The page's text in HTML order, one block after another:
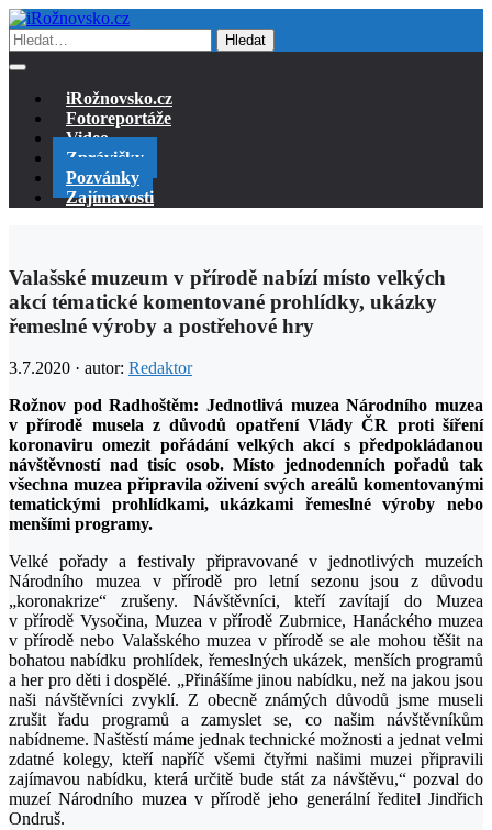
Hledat
iRožnovsko.cz
Fotoreportáže
Video
Zprávičky
Pozvánky
Zajímavosti
Valašské muzeum v přírodě nabízí místo velkých
akcí tématické komentované prohlídky, ukázky
řemeslné výroby a postřehové hry
3.7.2020 · autor: Redaktor
Rožnov pod Radhoštěm: Jednotlivá muzea Národního muzea
v přírodě musela z důvodů opatření Vlády ČR proti šíření
koronaviru omezit pořádání velkých akcí s předpokládanou
návštěvností nad tisíc osob. Místo jednodenních pořadů tak
všechna muzea připravila oživení svých areálů komentovanými
tematickými prohlídkami, ukázkami řemeslné výroby nebo
menšími programy.
Velké pořady a festivaly připravované v jednotlivých muzeích
Národního muzea v přírodě pro letní sezonu jsou z důvodu
„koronakrize“ zrušeny. Návštěvníci, kteří zavítají do Muzea
v přírodě Vysočina, Muzea v přírodě Zubrnice, Hanáckého muzea
v přírodě nebo Valašského muzea v přírodě se ale mohou těšit na
bohatou nabídku prohlídek, řemeslných ukázek, menších programů
a her pro děti i dospělé. „Přinášíme jinou nabídku, než na jakou jsou
naši návštěvníci zvyklí. Z obecně známých důvodů jsme museli
zrušit řadu programů a zamyslet se, co našim návštěvníkům
nabídneme. Naštěstí máme jednak technické možnosti a jednat velmi
zdatné kolegy, kteří napříč všemi čtyřmi našimi muzei připravili
zajímavou nabídku, která určitě bude stát za návštěvu,“ pozval do
muzeí Národního muzea v přírodě jeho generální ředitel Jindřich
Ondruš.